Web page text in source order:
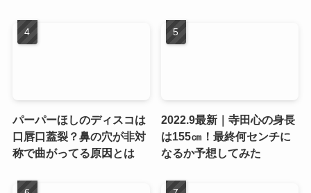
パーパーほしのディスコは
口唇口蓋裂？鼻の穴が非対
称で曲がってる原因とは
2022.9最新｜寺田心の身長
は155㎝！最終何センチに
なるか予想してみた